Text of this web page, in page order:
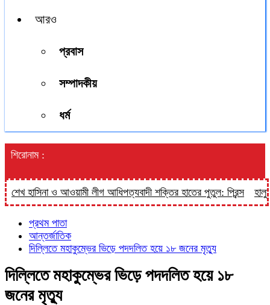
আরও
প্রবাস
সম্পাদকীয়
ধর্ম
শিরোনাম :
হাসিনা ও আওয়ামী লীগ আধিপত্যবাদী শক্তির হাতের পুতুল: প্রিন্স হালুয়াঘাট
প্রথম পাতা
আন্তর্জাতিক
দিল্লিতে মহাকুম্ভের ভিড়ে পদদলিত হয়ে ১৮ জনের মৃত্যু
দিল্লিতে মহাকুম্ভের ভিড়ে পদদলিত হয়ে ১৮
জনের মৃত্যু